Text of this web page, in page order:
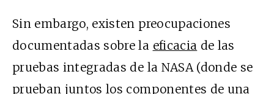
Sin embargo, existen preocupaciones
documentadas sobre la eficacia de las
pruebas integradas de la NASA (donde se
prueban juntos los componentes de una